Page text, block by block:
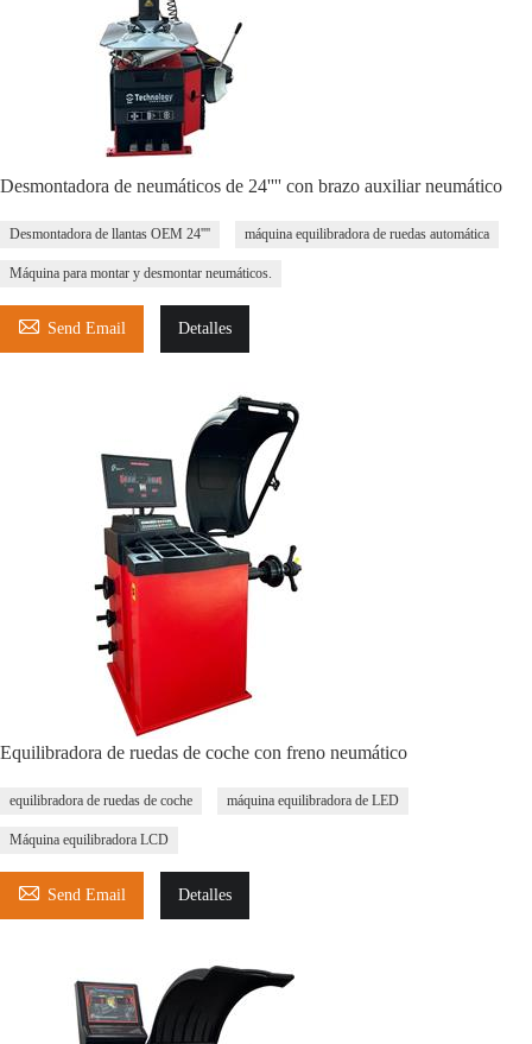
Desmontadora de neumáticos de 24'''' con brazo auxiliar neumático
Desmontadora de llantas OEM 24'''' máquina equilibradora de ruedas automática
Máquina para montar y desmontar neumáticos.
 Send Email Detalles
Equilibradora de ruedas de coche con freno neumático
equilibradora de ruedas de coche máquina equilibradora de LED
Máquina equilibradora LCD
 Send Email Detalles